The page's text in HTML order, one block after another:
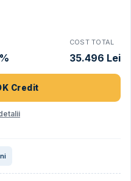
COST TOTAL
35.496 Lei
Credit